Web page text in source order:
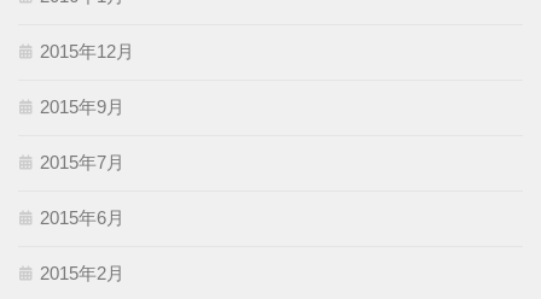
2015年12月
2015年9月
2015年7月
2015年6月
2015年2月